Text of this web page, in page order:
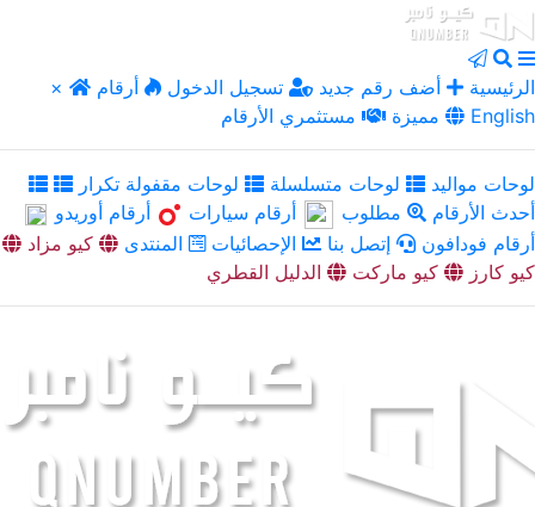
× الرئيسية أضف رقم جديد تسجيل الدخول
أرقام
مميزة
مستثمري الأرقام English
لوحات مواليد لوحات متسلسلة
لوحات مقفولة تكرار
أحدث الأرقام
مطلوب أرقام سيارات
أرقام أوريدو
أرقام فودافون
إتصل بنا الإحصائيات المنتدى
كيو مزاد
كيو كارز
كيو ماركت الدليل القطري